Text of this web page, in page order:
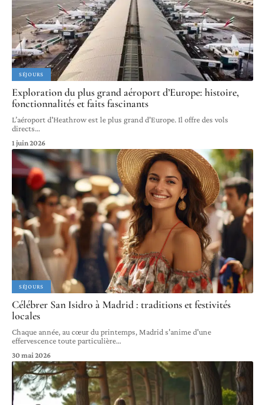
SÉJOURS
Exploration du plus grand aéroport d’Europe: histoire,
fonctionnalités et faits fascinants
L’aéroport d'Heathrow est le plus grand d'Europe. Il offre des vols
directs…
1 juin 2026
SÉJOURS
Célébrer San Isidro à Madrid : traditions et festivités
locales
Chaque année, au cœur du printemps, Madrid s'anime d'une
effervescence toute particulière…
30 mai 2026